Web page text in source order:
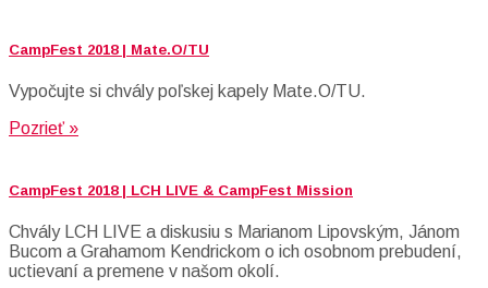
CampFest 2018 | Mate.O/TU
Vypočujte si chvály poľskej kapely Mate.O/TU.
Pozrieť »
CampFest 2018 | LCH LIVE & CampFest Mission
Chvály LCH LIVE a diskusiu s Marianom Lipovským, Jánom
Bucom a Grahamom Kendrickom o ich osobnom prebudení,
uctievaní a premene v našom okolí.